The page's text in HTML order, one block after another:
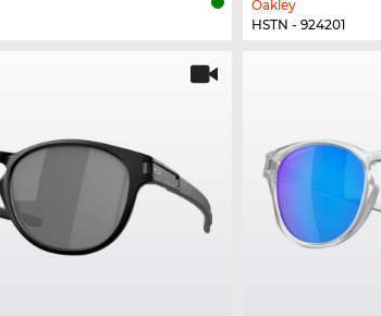
Oakley
HSTN - 924201